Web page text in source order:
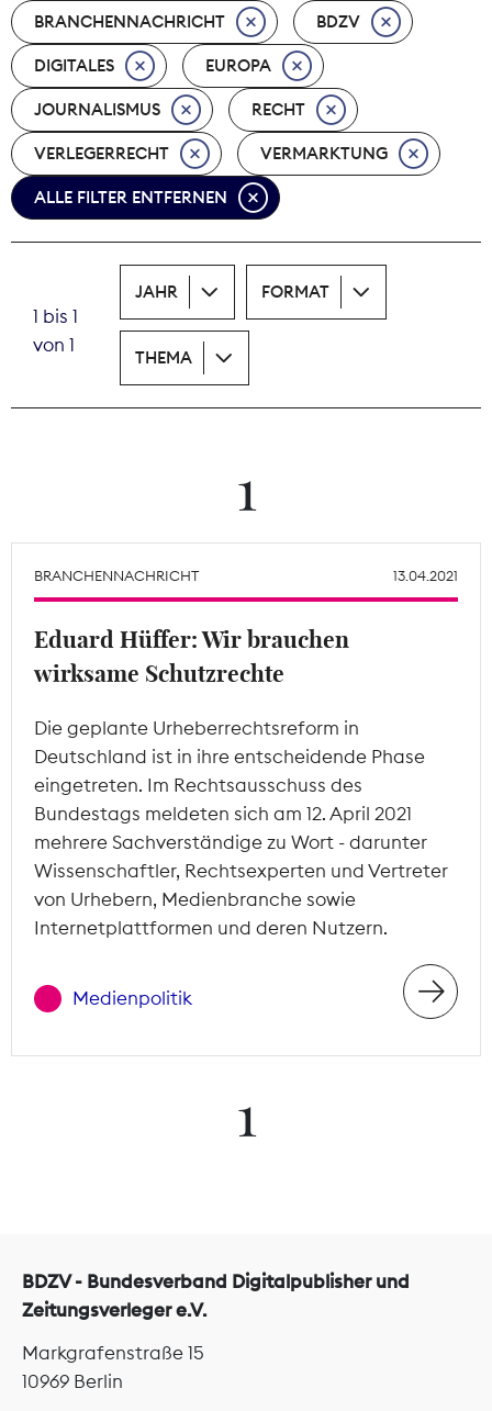
Nachhaltigkeit
Nachwuchs
Nova Award
Pressefreiheit
Print
Recht
Tarifpolitik
Theodor-Wolff-Preis
Mitgliederbereich
BRANCHENNACHRICHT BDZV
DIGITALES EUROPA
JOURNALISMUS RECHT
VERLEGERRECHT VERMARKTUNG
ALLE FILTER ENTFERNEN
1 bis 1
von 1
JAHR FORMAT
THEMA
1
BRANCHENNACHRICHT 13.04.2021
Eduard Hüffer: Wir brauchen
wirksame Schutzrechte
Die geplante Urheberrechtsreform in
Deutschland ist in ihre entscheidende Phase
eingetreten. Im Rechtsausschuss des
Bundestags meldeten sich am 12. April 2021
mehrere Sachverständige zu Wort - darunter
Wissenschaftler, Rechtsexperten und Vertreter
von Urhebern, Medienbranche sowie
Internetplattformen und deren Nutzern.
Medienpolitik
1
BDZV - Bundesverband Digitalpublisher und
Zeitungsverleger e.V.
Markgrafenstraße 15
10969 Berlin